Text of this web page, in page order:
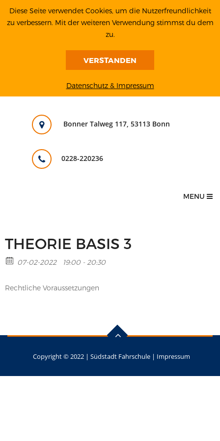
Bonner Talweg 117, 53113 Bonn
0228-220236
MENU
THEORIE BASIS 3
07-02-2022 19:00 - 20:30
Rechtliche Voraussetzungen
Copyright © 2022 | Südstadt Fahrschule | Impressum
Diese Seite verwendet Cookies, um die Nutzerfreundlichkeit
zu verbessern. Mit der weiteren Verwendung stimmst du dem
zu.
VERSTANDEN
Datenschutz & Impressum